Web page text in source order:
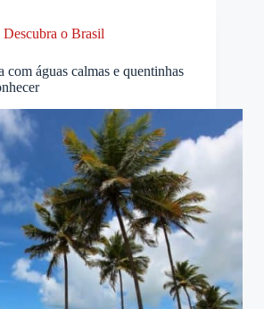
Descubra o Brasil
com águas calmas e quentinhas